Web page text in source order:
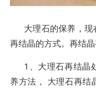
大理石的保养，
再结晶的方式。再结晶
1、大理石再结晶
养方法， 大理石再结